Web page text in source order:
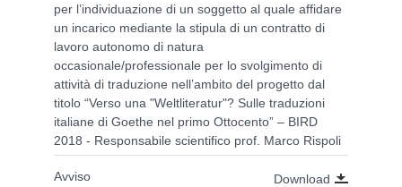
per l’individuazione di un soggetto al quale affidare
un incarico mediante la stipula di un contratto di
lavoro autonomo di natura
occasionale/professionale per lo svolgimento di
attività di traduzione nell’ambito del progetto dal
titolo “Verso una "Weltliteratur"? Sulle traduzioni
italiane di Goethe nel primo Ottocento” – BIRD
2018 - Responsabile scientifico prof. Marco Rispoli
Avviso Download